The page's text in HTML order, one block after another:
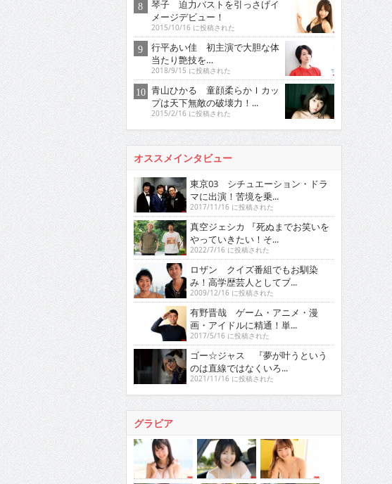
琴子 迫力バストを引っさげイ
メージデビュー！
2015/10/16 に投稿された
行平あい佳 初主演で大胆な体
当たり艶技を…
2018/9/15 に投稿された
青山ひかる 童顔柔らかＩカッ
プは天下無敵の破壊力！...
2015/2/16 に投稿された
オススメインタビュー
東京03 シチュエーション・ドラ
マに出演！苦境を乗...
2017/11/16 に投稿された
真空ジェシカ 『死ぬまでお笑いを
やっていきたい！そ...
2022/7/16 に投稿された
ロザン クイズ番組でもお馴染
み！高学歴芸人としてブ...
2009/12/16 に投稿された
有野晋哉 ゲーム・アニメ・漫
画・アイドルに精通！単...
2017/5/16 に投稿された
ゴー☆ジャス 『夢が叶うという
のは直線ではなくいろ...
2021/11/16 に投稿された
グラビア